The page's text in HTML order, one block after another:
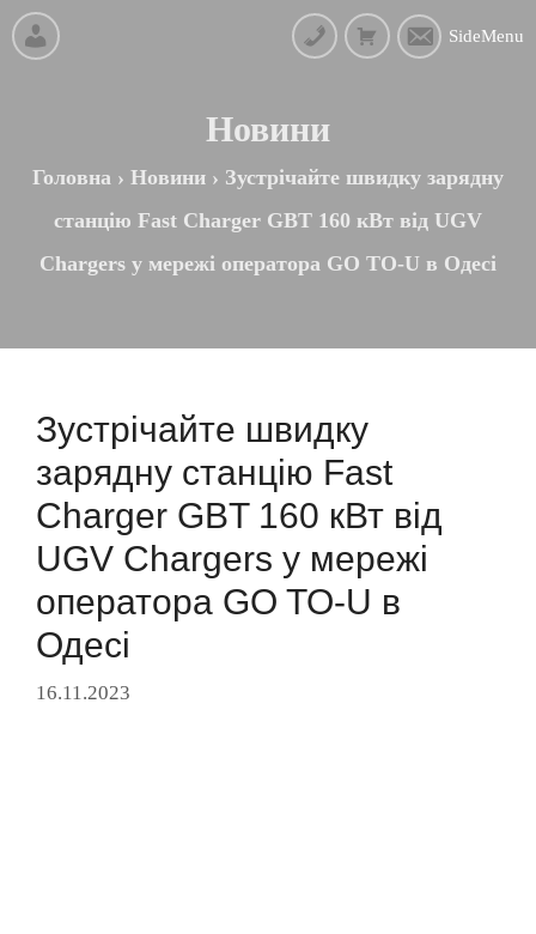
SideMenu
Новини
Головна › Новини › Зустрічайте швидку зарядну
станцію Fast Charger GBT 160 кВт від UGV
Chargers у мережі оператора GO TO-U в Одесі
Зустрічайте швидку
зарядну станцію Fast
Charger GBT 160 кВт від
UGV Chargers у мережі
оператора GO TO-U в
Одесі
16.11.2023